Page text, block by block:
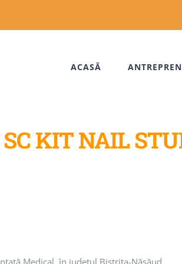
ACASĂ
SC KIT NAIL
Medical, în județul Bistrița-Năsăud